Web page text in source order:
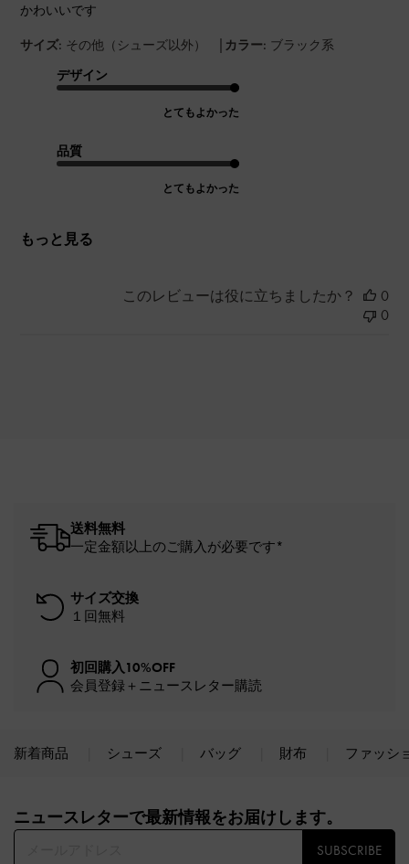
かわいいです
サイズ: その他（シューズ以外） | カラー: ブラック系
デザイン
とてもよかった
品質
とてもよかった
もっと見る
このレビューは役に立ちましたか？
0
0
送料無料
一定金額以上のご購入が必要です*
サイズ交換
１回無料
初回購入10%OFF
会員登録＋ニュースレター購読
新着商品 シューズ バッグ 財布 ファッシ
ニュースレターで最新情報をお届けします。​
SUBSCRIBE